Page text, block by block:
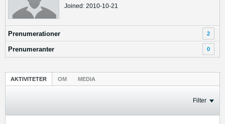
Joined: 2010-10-21
Prenumerationer 2
Prenumeranter 0
AKTIVITETER OM MEDIA
Filter